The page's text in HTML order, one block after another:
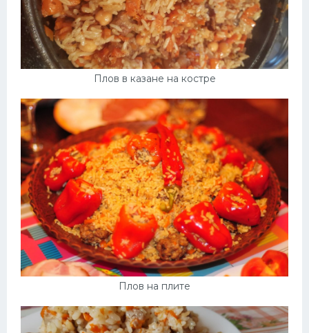
Плов в казане на костре
Плов на плите